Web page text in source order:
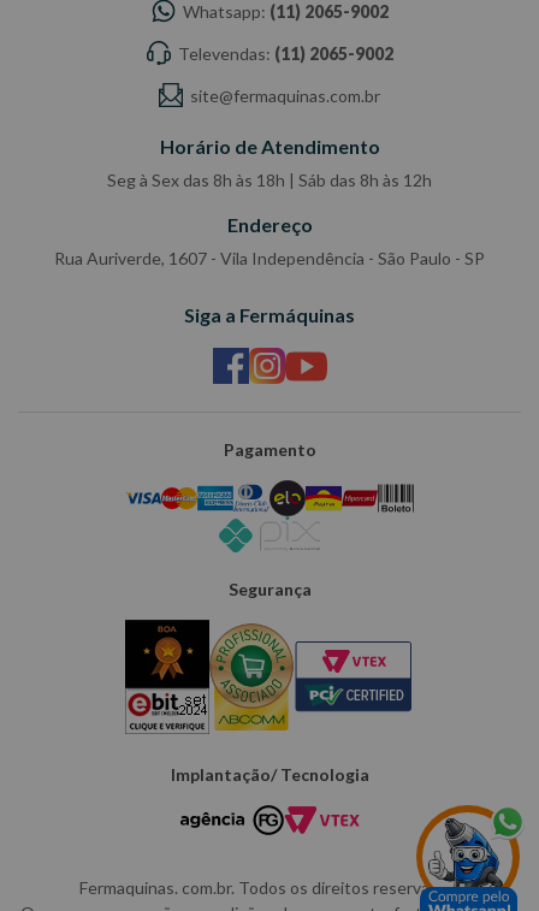
Whatsapp: (11) 2065-9002
Televendas: (11) 2065-9002
site@fermaquinas.com.br
Horário de Atendimento
Seg à Sex das 8h às 18h | Sáb das 8h às 12h
Endereço
Rua Auriverde, 1607 - Vila Independência - São Paulo - SP
Siga a Fermáquinas
Pagamento
Segurança
Implantação/ Tecnologia
Fermaquinas. com.br. Todos os direitos reservados.